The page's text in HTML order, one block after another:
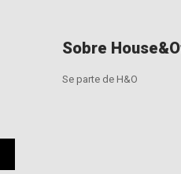
Sobre
Se parte de H&O